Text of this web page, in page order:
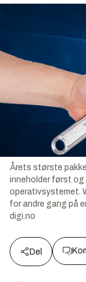
Årets største
inneholder først og
operativsystemet.
for andre gang på
digi.no
Del